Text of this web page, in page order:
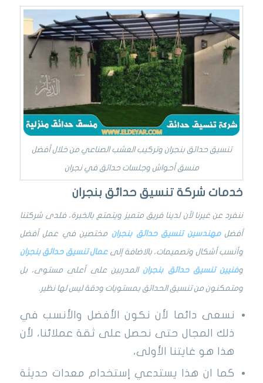
تنسيق حدائق بنجران وتركيب العشب الصناعي من خلال أفضل
منسق أحواش وجلسات حدائق في نجران
خدمات شركة تنسيق حدائق بنجران
ننفرد عن غيرنا لأن لدينا فريق متميز ويتمتع بالخبرة، فلدى شركتنا
أفضلمهندسين تنسيق حدائق بنجرانمختصين في عمل أفضل
وأنسب أشكال وتصميمات، بالاضافة إلىعمال تنسيق حدائق بنجران
وفنيين تنسيق حدائق بنجرانالمدربين على أعلى مستوى، بل
ومتمكنون من تنسيق الحدائق بمستويات ودقة ليس لها نظير.
نسعى دائما لأن نكون الأفضل والأنسب في
ذلك المجال حتى نحصل على ثقة عملائنا، لأن
هذا هو غايتنا الأولى،
كما ان هذا يستدعي إستخدام معدات حديثة